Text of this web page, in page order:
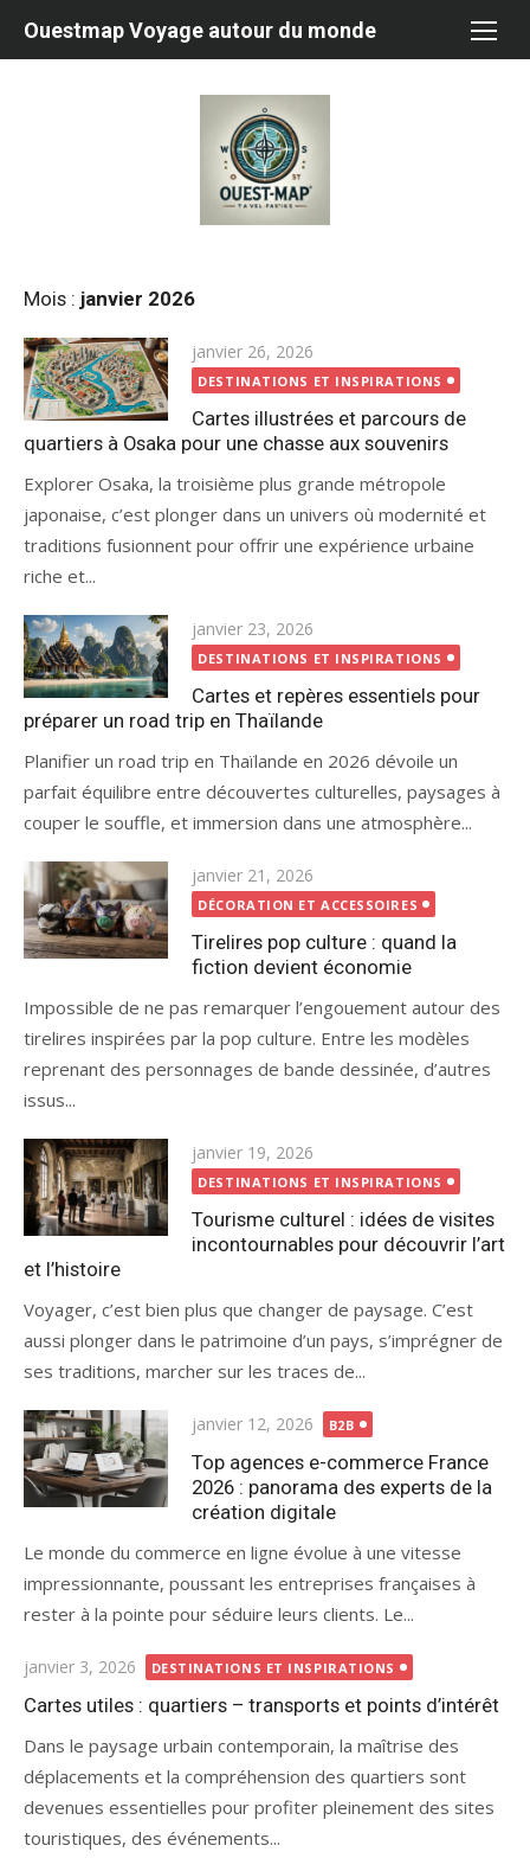
Ouestmap Voyage autour du monde
Mois : janvier 2026
Publié
le
janvier 26, 2026
DESTINATIONS ET INSPIRATIONS
Cartes illustrées et parcours de
quartiers à Osaka pour une chasse aux souvenirs
Explorer Osaka, la troisième plus grande métropole
japonaise, c’est plonger dans un univers où modernité et
traditions fusionnent pour offrir une expérience urbaine
riche et...
Publié
le
janvier 23, 2026
DESTINATIONS ET INSPIRATIONS
Cartes et repères essentiels pour
préparer un road trip en Thaïlande
Planifier un road trip en Thaïlande en 2026 dévoile un
parfait équilibre entre découvertes culturelles, paysages à
couper le souffle, et immersion dans une atmosphère...
Publié
le
janvier 21, 2026
DÉCORATION ET ACCESSOIRES
Tirelires pop culture : quand la
fiction devient économie
Impossible de ne pas remarquer l’engouement autour des
tirelires inspirées par la pop culture. Entre les modèles
reprenant des personnages de bande dessinée, d’autres
issus...
Publié
le
janvier 19, 2026
DESTINATIONS ET INSPIRATIONS
Tourisme culturel : idées de visites
incontournables pour découvrir l’art
et l’histoire
Voyager, c’est bien plus que changer de paysage. C’est
aussi plonger dans le patrimoine d’un pays, s’imprégner de
ses traditions, marcher sur les traces de...
Publié
le
janvier 12, 2026 B2B
Top agences e-commerce France
2026 : panorama des experts de la
création digitale
Le monde du commerce en ligne évolue à une vitesse
impressionnante, poussant les entreprises françaises à
rester à la pointe pour séduire leurs clients. Le...
Publié
le
janvier 3, 2026 DESTINATIONS ET INSPIRATIONS
Cartes utiles : quartiers – transports et points d’intérêt
Dans le paysage urbain contemporain, la maîtrise des
déplacements et la compréhension des quartiers sont
devenues essentielles pour profiter pleinement des sites
touristiques, des événements...